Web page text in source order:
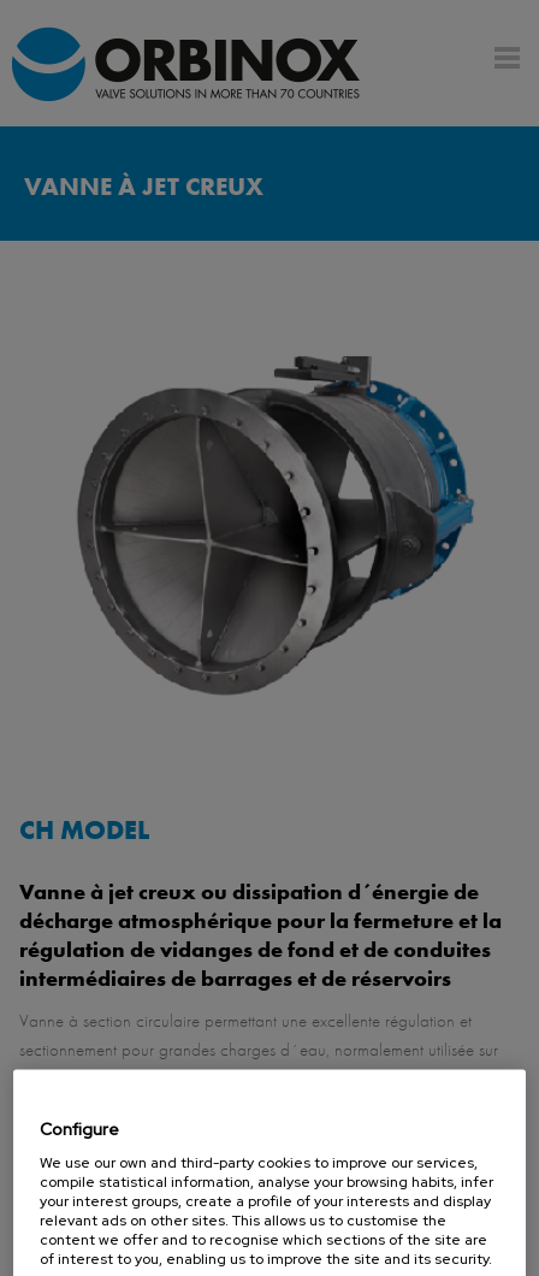
VANNE À JET CREUX
CH MODEL
Vanne à jet creux ou dissipation d´énergie de
décharge atmosphérique pour la fermeture et la
régulation de vidanges de fond et de conduites
intermédiaires de barrages et de réservoirs
Vanne à section circulaire permettant une excellente régulation et
sectionnement pour grandes charges d´eau, normalement utilisée sur
Possibilité de concentrer le flux de sortie par des déflecteurs fixes ou
mobiles.
Construction mécano-soudée robuste en acier au carbone, avec
possibilité de fabrication en toutes dimensions et matières , et pour
toutes hauteurs d´eau, suivant besoins.
Configure
We use our own and third-party cookies to improve our services,
compile statistical information, analyse your browsing habits, infer
your interest groups, create a profile of your interests and display
relevant ads on other sites. This allows us to customise the
content we offer and to recognise which sections of the site are
of interest to you, enabling us to improve the site and its security.